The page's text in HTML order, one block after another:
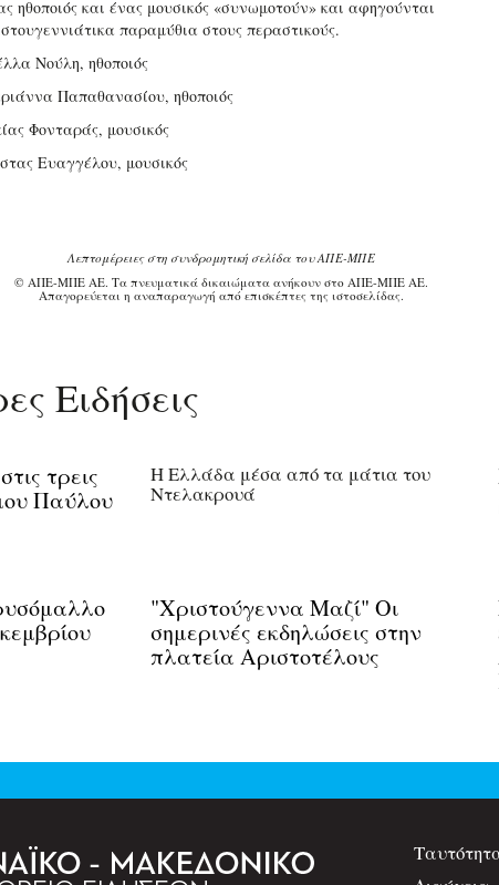
ηθοποιός και ένας μουσικός «συνωμοτούν» και αφηγούνται
παραμύθια στους περαστικούς.
Νούλη, ηθοποιός
Παπαθανασίου, ηθοποιός
Φονταράς, μουσικός
Ευαγγέλου, μουσικός
Λεπτομέρειες στη συνδρομητική σελίδα του ΑΠΕ-ΜΠΕ
© ΑΠΕ-ΜΠΕ ΑΕ. Τα πνευματικά δικαιώματα ανήκουν στο ΑΠΕ-ΜΠΕ ΑΕ.
Απαγορεύεται η αναπαραγωγή από επισκέπτες της ιστοσελίδας.
Ειδήσεις
τρεις
Παύλου
Η Ελλάδα μέσα από τα μάτια του
Ντελακρουά
"Χριστούγεννα Μαζί" Οι
σημερινές εκδηλώσεις στην
πλατεία Αριστοτέλους